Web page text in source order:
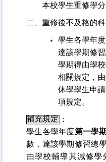
本校學生重修學
二、重修後不及格的
學生各學年
達該學期修
學期得由學
相關規定，由
休學學生申
項規定。
補充規定 ：
學生各學年度第一學期
數，達該學期修習總
由學校輔導其減修學